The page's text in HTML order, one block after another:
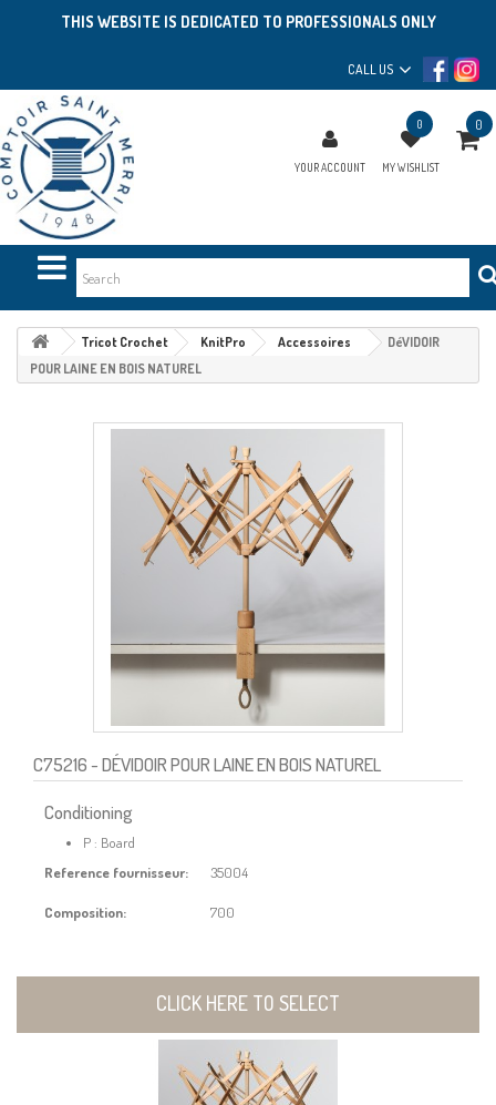
THIS WEBSITE IS DEDICATED TO PROFESSIONALS ONLY
CALL US
YOUR ACCOUNT
0
MY WISHLIST
0
Tricot Crochet KnitPro Accessoires
DéVIDOIR
POUR LAINE EN BOIS NATUREL
C75216- DÉVIDOIR POUR LAINE EN BOIS NATUREL
Conditioning
P : Board
Reference fournisseur:
35004
Composition: 700
CLICK HERE TO SELECT